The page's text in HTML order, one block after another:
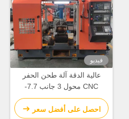
فيديو
عالية الدقة آلة طحن الحفر
CNC محول 3 جانب 7.7-
15N.M محرك الخدمة
احصل على أفضل سعر